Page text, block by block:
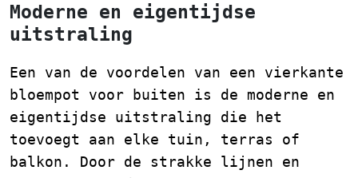
Moderne en eigentijdse
uitstraling
Een van de voordelen van een vierkante
bloempot voor buiten is de moderne en
eigentijdse uitstraling die het
toevoegt aan elke tuin, terras of
balkon. Door de strakke lijnen en